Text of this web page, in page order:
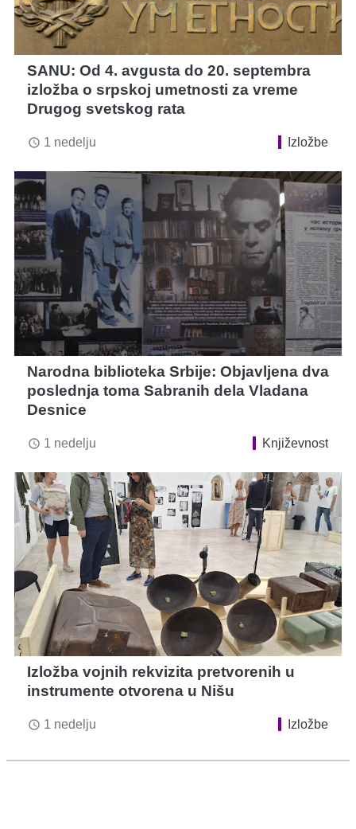
SANU: Od 4. avgusta do 20. septembra
izložba o srpskoj umetnosti za vreme
Drugog svetskog rata
access_time 1 nedelju Izložbe
Narodna biblioteka Srbije: Objavljena dva
poslednja toma Sabranih dela Vladana
Desnice
access_time 1 nedelju Književnost
Izložba vojnih rekvizita pretvorenih u
instrumente otvorena u Nišu
access_time 1 nedelju Izložbe